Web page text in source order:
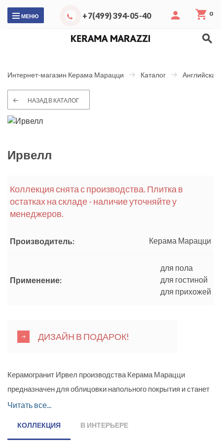
МЕНЮ +7(499) 394-05-40 0
Интернет-магазин Керама Марацци Каталог
НАЗАД В КАТАЛОГ
Ирвелл
Коллекция снята с производства. Плитка в
остатках на складе - наличие уточняйте у
менеджеров.
Производитель: Керама Марацци
Применение:
для пола
для гостиной
для прихожей
ДИЗАЙН В ПОДАРОК!
Керамогранит Ирвел производства Керама Марацци
предназначен для облицовки напольного покрытия и станет
украшением любого интерьера. Рисунок с орнаментом будет
стиля, так и стиля модерн. Цветовой диапазон
Читать все...
КОЛЛЕКЦИЯ В ИНТЕРЬЕРЕ